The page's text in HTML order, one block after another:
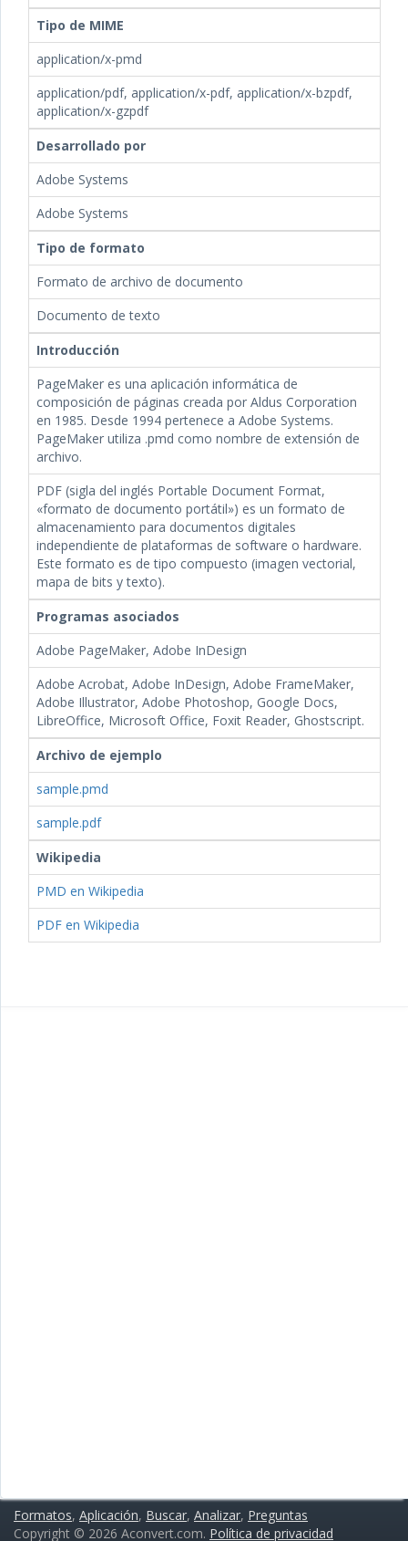
Tipo de MIME
application/x-pmd
application/pdf, application/x-pdf, application/x-bzpdf,
application/x-gzpdf
Desarrollado por
Adobe Systems
Adobe Systems
Tipo de formato
Formato de archivo de documento
Documento de texto
Introducción
PageMaker es una aplicación informática de
composición de páginas creada por Aldus Corporation
en 1985. Desde 1994 pertenece a Adobe Systems.
PageMaker utiliza .pmd como nombre de extensión de
archivo.
PDF (sigla del inglés Portable Document Format,
«formato de documento portátil») es un formato de
almacenamiento para documentos digitales
independiente de plataformas de software o hardware.
Este formato es de tipo compuesto (imagen vectorial,
mapa de bits y texto).
Programas asociados
Adobe PageMaker, Adobe InDesign
Adobe Acrobat, Adobe InDesign, Adobe FrameMaker,
Adobe Illustrator, Adobe Photoshop, Google Docs,
LibreOffice, Microsoft Office, Foxit Reader, Ghostscript.
Archivo de ejemplo
sample.pmd
sample.pdf
Wikipedia
PMD en Wikipedia
PDF en Wikipedia
Formatos, Aplicación, Buscar, Analizar, Preguntas
Copyright © 2026 Aconvert.com. Política de privacidad